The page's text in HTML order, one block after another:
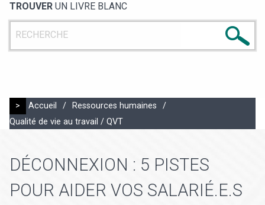
TROUVER UN LIVRE BLANC
> Accueil / Ressources humaines
/
Qualité de vie au travail / QVT
DÉCONNEXION : 5 PISTES
POUR AIDER VOS SALARIÉ.E.S